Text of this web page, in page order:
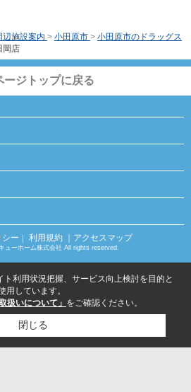
辺施設案内 > 小田原市 > 小田原市のドラッグス
岡店
ージトップに戻る
シー ｜ 利用規約 ｜アクセスマップ
ューホーム株式会社 All rights reserved.
利用状況把握、サービス向上検討を目的と
用しています。
扱いについて」 をご確認ください。
閉じる